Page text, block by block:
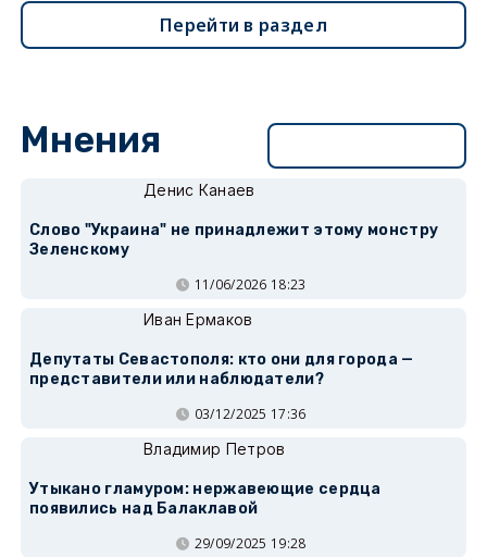
Перейти в раздел
Мнения
Денис Канаев
Слово "Украина" не принадлежит этому монстру
Зеленскому
11/06/2026 18:23
Иван Ермаков
Депутаты Севастополя: кто они для города —
представители или наблюдатели?
03/12/2025 17:36
Владимир Петров
Утыкано гламуром: нержавеющие сердца
появились над Балаклавой
29/09/2025 19:28